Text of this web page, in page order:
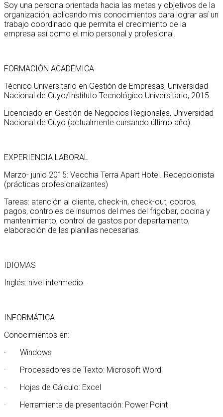
Soy una persona orientada hacia las metas y objetivos de la
organización, aplicando mis conocimientos para lograr así un
trabajo coordinado que permita el crecimiento de la
empresa así como el mío personal y profesional.
FORMACIÓN ACADÉMICA
Técnico Universitario en Gestión de Empresas, Universidad
Nacional de Cuyo/Instituto Tecnológico Universitario, 2015.
Licenciado en Gestión de Negocios Regionales, Universidad
Nacional de Cuyo (actualmente cursando último año).
EXPERIENCIA LABORAL
Marzo- junio 2015: Vecchia Terra Apart Hotel. Recepcionista
(prácticas profesionalizantes)
Tareas: atención al cliente, check-in, check-out, cobros,
pagos, controles de insumos del mes del frigobar, cocina y
mantenimiento, control de gastos por departamento,
elaboración de las planillas necesarias.
IDIOMAS
Inglés: nivel intermedio.
INFORMÁTICA
Conocimientos en:
· Windows
· Procesadores de Texto: Microsoft Word
· Hojas de Cálculo: Excel
· Herramienta de presentación: Power Point